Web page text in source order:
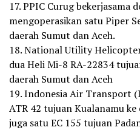
17. PPIC Curug bekerjasama
mengoperasikan satu Piper
daerah Sumut dan Aceh.
18. National Utility
dua Heli Mi-8 RA-22834
daerah Sumut dan Aceh
19. Indonesia Air Transport
ATR 42 tujuan Kualanamu ke
juga satu EC 155 tujuan